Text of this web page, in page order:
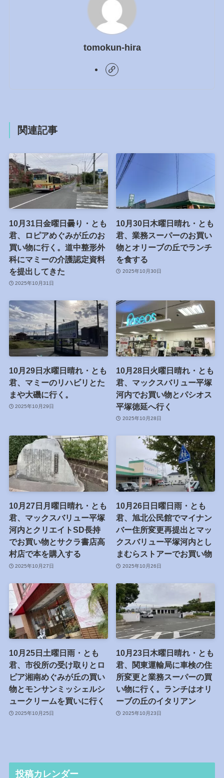
tomokun-hira
関連記事
10月31日金曜日曇り・とも
君、ロピアめぐみが丘のお
買い物に行く。道中整形外
科にマミーの介護認定資料
を提出してきた
2025年10月31日
10月30日木曜日晴れ・とも
君、業務スーパーのお買い
物とオリーブの丘でランチ
を食する
2025年10月30日
10月29日水曜日晴れ・とも
君、マミーのリハビリとた
まや大磯に行く。
2025年10月29日
10月28日火曜日晴れ・とも
君、マックスバリュー平塚
河内でお買い物とパシオス
平塚徳延へ行く
2025年10月28日
10月27日月曜日晴れ・とも
君、マックスバリュー平塚
河内とクリエイトSD長持
でお買い物とサクラ書店高
村店で本を購入する
2025年10月27日
10月26日日曜日雨・とも
君、旭北公民館でマイナン
バー住所変更再提出とマッ
クスバリュー平塚河内とし
まむらストアーでお買い物
2025年10月26日
10月25日土曜日雨・とも
君、市役所の受け取りとロ
ピア湘南めぐみが丘の買い
物とモンサンミッシェルシ
ュークリームを買いに行く
2025年10月25日
10月23日木曜日晴れ・とも
君、関東運輸局に車検の住
所変更と業務スーパーの買
い物に行く。ランチはオリ
ーブの丘のイタリアン
2025年10月23日
投稿カレンダー